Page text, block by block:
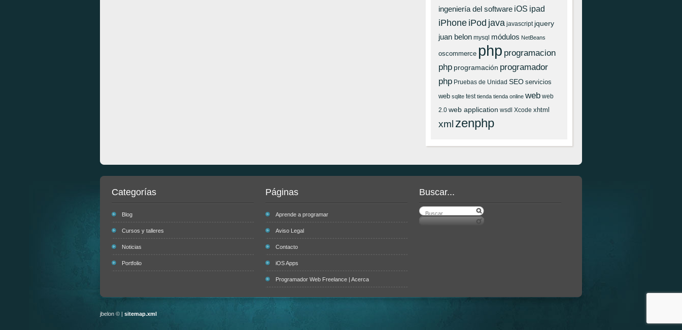
ingeniería del software iOS ipad
iPhone iPod java javascript jquery
juan belon mysql módulos NetBeans
oscommerce php programacion
php programación programador
php Pruebas de Unidad SEO servicios
web sqlite test tienda tienda online web web
2.0 web application wsdl Xcode xhtml
xml zenphp
Categorías
Blog
Cursos y talleres
Noticias
Portfolio
Páginas
Aprende a programar
Aviso Legal
Contacto
iOS Apps
Programador Web Freelance | Acerca
Buscar...
jbelon © | sitemap.xml